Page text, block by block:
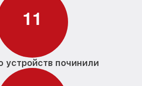
11
устройств починили